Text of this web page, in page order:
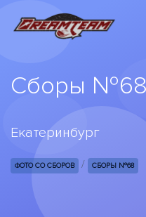
Сборы №68
Екатеринбург
ФОТО СО СБОРОВ / СБОРЫ №68